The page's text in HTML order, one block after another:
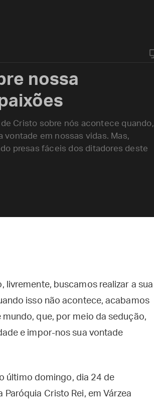
nossa
Cristo sobre nós acontece quando,
vontade em nossas vidas. Mas,
presas fáceis dos ditadores deste
livremente, buscamos realizar a sua
isso não acontece, acabamos
que, por meio da sedução,
e impor-nos sua vontade
último domingo, dia 24 de
Cristo Rei, em Várzea